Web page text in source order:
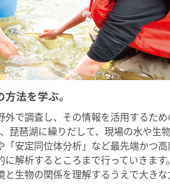
法を学ぶ。
外で調査し、その情報を活用するた
琵琶湖に繰りだして、現場の水や生
安定同位体分析」など最先端かつ
解析するところまで行っていきます
生物の関係を理解するうえで大き